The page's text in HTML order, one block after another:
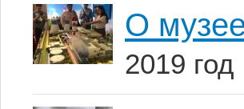
О
2019 год